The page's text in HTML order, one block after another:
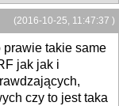
(2016-10-25, 11:47:37 )
prawie takie same
jak jak i
czy to jest taka